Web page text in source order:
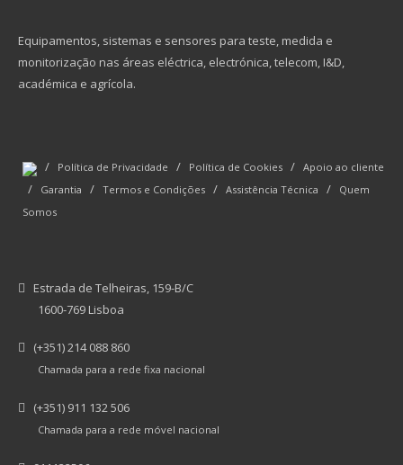
Equipamentos, sistemas e sensores para teste, medida e
monitorização nas áreas eléctrica, electrónica, telecom, I&D,
académica e agrícola.
/ Política de Privacidade / Política de Cookies / Apoio ao cliente
/ Garantia / Termos e Condições / Assistência Técnica /
Quem
Somos
Estrada de Telheiras, 159-B/C
1600-769 Lisboa
(+351) 214 088 860
Chamada para a rede fixa nacional
(+351) 911 132 506
Chamada para a rede móvel nacional